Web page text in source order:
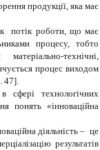
продукції, яка має
потік роботи, що має
процесу, тобто
технічні,
процес виходом
47].
сфері технологічних
понять «інноваційна
діяльність – це
результатів